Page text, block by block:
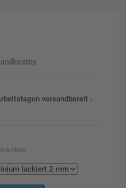
versandbereit -
Artikeln